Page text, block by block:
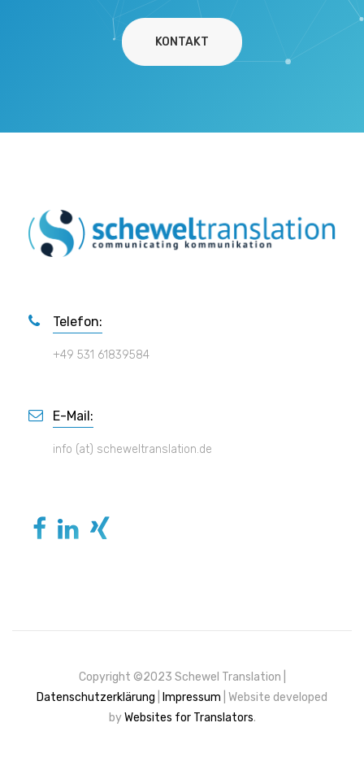
KONTAKT
Telefon:
+49 531 61839584
E-Mail:
info (at) scheweltranslation.de
Copyright ©2023 Schewel Translation |
Datenschutzerklärung
Impressum | Website developed
byWebsites for Translators.